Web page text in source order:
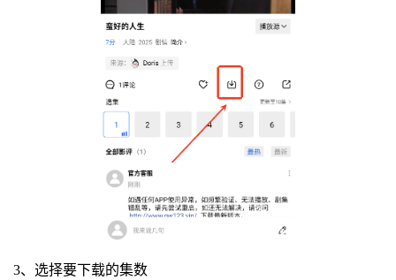
3、选择要下载的集数